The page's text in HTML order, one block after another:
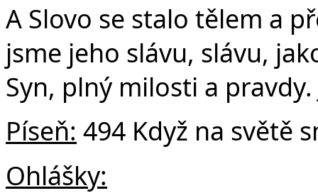
A Slovo se stalo tělem a
jsme jeho slávu, slávu,
Syn, plný milosti a pravdy.
Píseň: 494 Když na světě
Ohlášky: